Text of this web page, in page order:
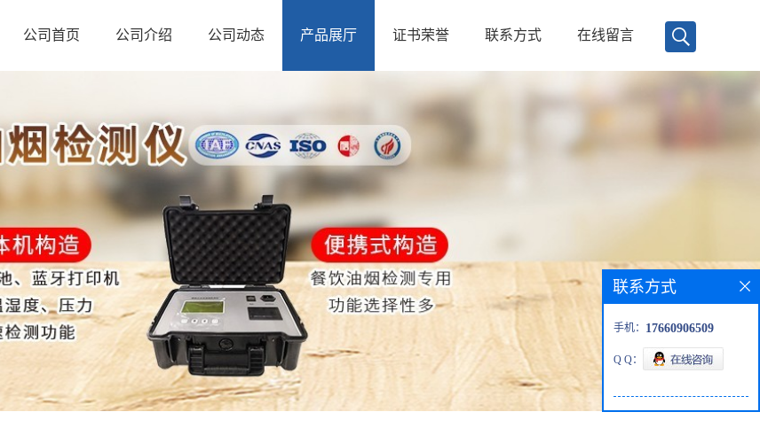
公司首页 公司介绍 公司动态 产品展厅 证书荣誉 联系方式 在线留言
联系方式
手机： 17660906509
Q Q：